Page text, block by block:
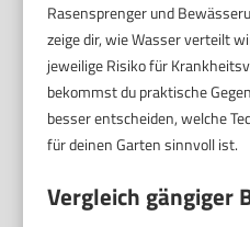
Rasensprenger und
zeige dir, wie Wasser verteilt
jeweilige Risiko für
bekommst du praktische
besser entscheiden, welche
für deinen Garten sinnvoll ist.
Vergleich gängiger